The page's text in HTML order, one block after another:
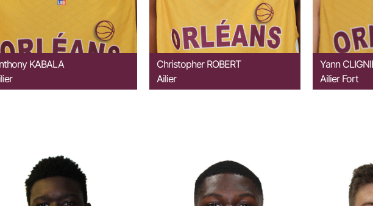
KABALA
Christopher ROBERT
Ailier
Yann
Ailier Fort